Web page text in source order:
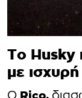
Το Husky
με
Rico,